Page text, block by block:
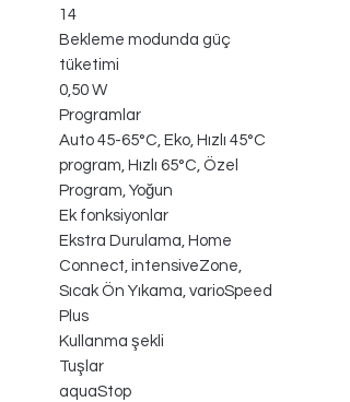
14
Bekleme modunda güç
tüketimi
0,50 W
Programlar
Auto 45-65°C, Eko, Hızlı 45°C
program, Hızlı 65°C, Özel
Program, Yoğun
Ek fonksiyonlar
Ekstra Durulama, Home
Connect, intensiveZone,
Sıcak Ön Yıkama, varioSpeed
Plus
Kullanma şekli
Tuşlar
aquaStop